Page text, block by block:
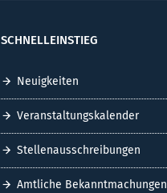
SCHNELLEINSTIEG
Neuigkeiten
Veranstaltungskalender
Stellenausschreibungen
Amtliche Bekanntmachungen